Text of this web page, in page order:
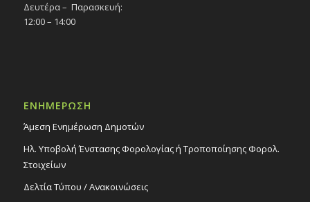
Δευτέρα – Παρασκευή:
12:00 – 14:00
ΕΝΗΜΕΡΩΣΗ
Άμεση Ενημέρωση Δημοτών
Ηλ. Υποβολή Ένστασης Φορολογίας ή Τροποποίησης Φορολ.
Στοιχείων
Δελτία Τύπου / Ανακοινώσεις